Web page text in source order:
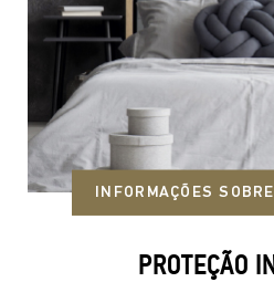
INFORMAÇÕES
PROTEÇÃO